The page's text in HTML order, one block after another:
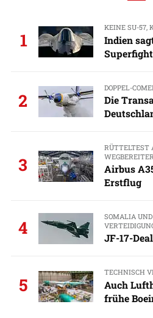
1
KEINE SU-57,
Indien
2
DOPPEL-
Die
3
RÜTTELTEST
WEGBEREITER
Airbus
Erstflug
4
SOMALIA
JF-17-
5
TECHNISCH
Auch
frühe